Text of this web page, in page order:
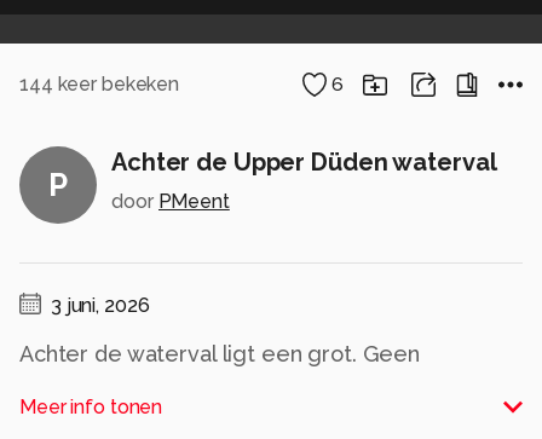
144 keer bekeken 6
P
Achter de Upper Düden waterval
door PMeent
3 juni, 2026
Achter de waterval ligt een grot. Geen
Meer info tonen